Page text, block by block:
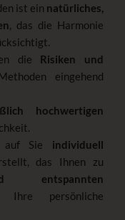
ist ein natürliches,
, das die Harmonie
die Risiken und
eingehend
hochwertigen
auf Sie individuell
das Ihnen zu
entspannten
persönliche